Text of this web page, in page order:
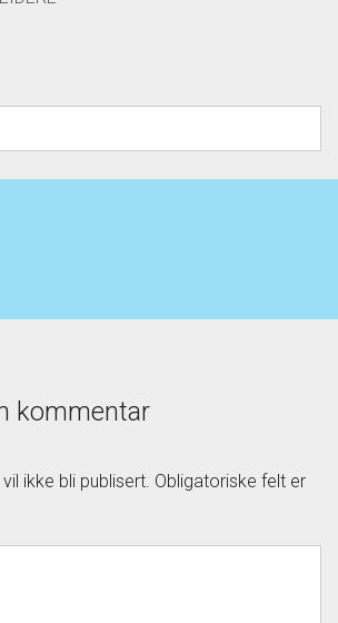
kommentar
ikke bli publisert. Obligatoriske felt er